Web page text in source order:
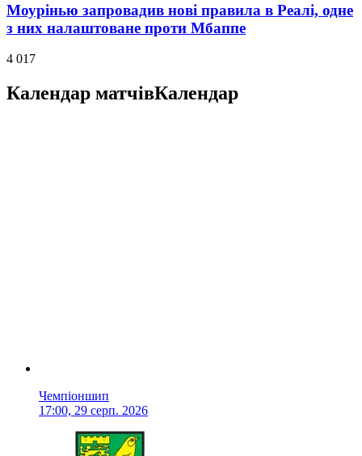
Моурінью запровадив нові правила в Реалі, одне
з них налаштоване проти Мбаппе
4 017
Календар матчівКалендар
Чемпіоншип
17:00, 29 серп. 2026